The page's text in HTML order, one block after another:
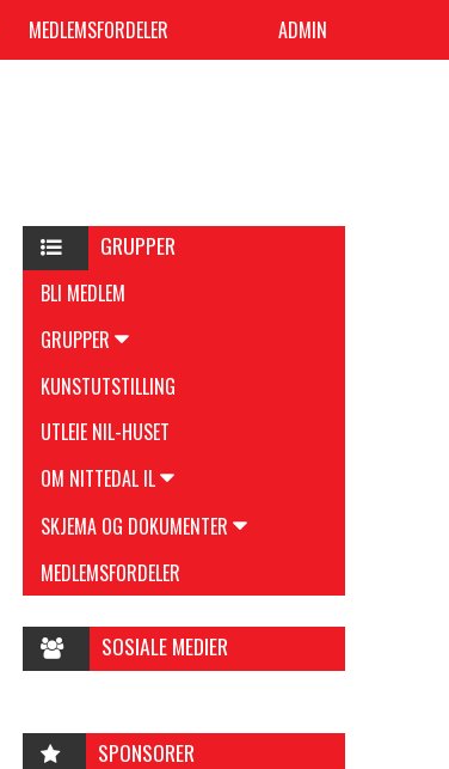
MEDLEMSFORDELER ADMIN
GRUPPER
BLI MEDLEM
GRUPPER
KUNSTUTSTILLING
UTLEIE NIL-HUSET
OM NITTEDAL IL
SKJEMA OG DOKUMENTER
MEDLEMSFORDELER
SOSIALE MEDIER
SPONSORER